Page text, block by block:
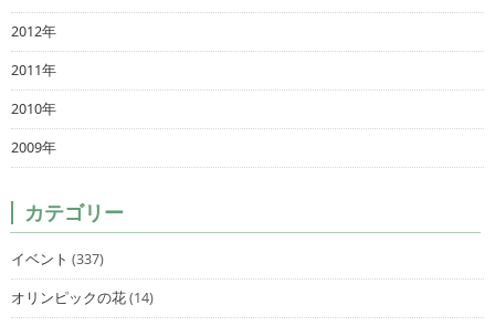
2012年
2011年
2010年
2009年
カテゴリー
イベント (337)
オリンピックの花(14)